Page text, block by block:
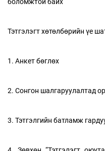
Тэтгэлэгт хөтөлбөрийн үе
1. Анкет бөглөх
2. Сонгон шалгаруулалтад
3. Тэтгэлгийн батламж